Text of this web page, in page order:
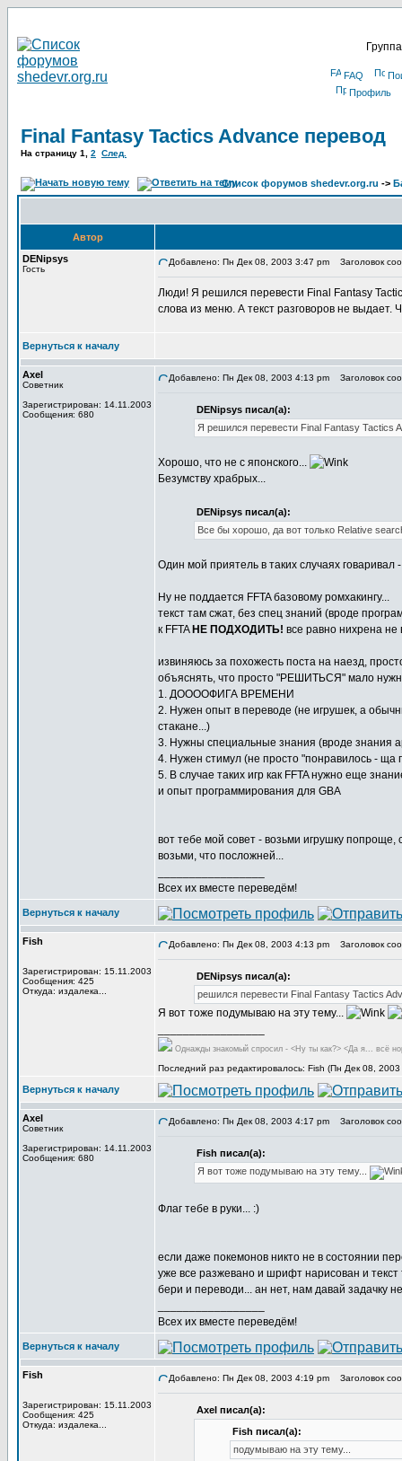
FAQ
Профиль
Final Fantasy Tactics Advance перевод
На страницу 1 2 След.
Список форумов shedevr.org.ru ->
Автор
DENipsys
Гость
Добавлено: Пн Дек 08, 2003 3:47 pm Заголовок
Люди! Я решился перевести Final Fantasy
слова из меню. А текст разговоров не выдает.
Вернуться к началу
Axel
Советник
Зарегистрирован: 14.11.2003
Сообщения: 680
Добавлено: Пн Дек 08, 2003 4:13 pm Заголовок
DENipsys писал(а):
Я решился перевести Final Fantasy Tactics
Хорошо, что не с японского...
Безумству храбрых...
DENipsys писал(а):
Все бы хорошо, да вот только Relative
Один мой приятель в таких случаях говаривал
Ну не поддается FFTA базовому ромхакингу...
текст там сжат, без спец знаний (вроде
к FFTA НЕ ПОДХОДИТЬ! все равно нихрена не
извиняюсь за похожесть поста на наезд,
объяснять, что просто "РЕШИТЬСЯ" мало
1. ДООООФИГА ВРЕМЕНИ
2. Нужен опыт в переводе (не игрушек, а
стакане...)
3. Нужны специальные знания (вроде знания
4. Нужен стимул (не просто "понравилось - ща
5. В случае таких игр как FFTA нужно еще
и опыт программирования для GBA
вот тебе мой совет - возьми игрушку
возьми, что посложней...
Всех их вместе переведём!
Вернуться к началу
Fish
Зарегистрирован: 15.11.2003
Сообщения: 425
Откуда: издалека...
Добавлено: Пн Дек 08, 2003 4:13 pm Заголовок
DENipsys писал(а):
решился перевести Final Fantasy Tactics
Я вот тоже подумываю на эту тему...
Однажды знакомый спросил - <Ну ты как?> <Да я... всё
Последний раз редактировалось: Fish (Пн Дек 08,
Вернуться к началу
Axel
Советник
Зарегистрирован: 14.11.2003
Сообщения: 680
Добавлено: Пн Дек 08, 2003 4:17 pm Заголовок
Fish писал(а):
Я вот тоже подумываю на эту тему...
Флаг тебе в руки... :)
если даже покемонов никто не в состоянии
уже все разжевано и шрифт нарисован и текст
бери и переводи... ан нет, нам давай задачку
Всех их вместе переведём!
Вернуться к началу
Fish
Зарегистрирован: 15.11.2003
Сообщения: 425
Откуда: издалека...
Добавлено: Пн Дек 08, 2003 4:19 pm Заголовок
Axel писал(а):
Fish писал(а):
подумываю на эту тему...